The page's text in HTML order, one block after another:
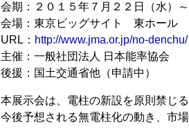
会期：２０１５年７月２２日（水）～
会場：東京ビッグサイト 東ホール
URL： http://www.jma.or.jp/no-denchu/
主催：一般社団法人 日本能率協会
後援：国土交通省他（申請中）
本展示会は、電柱の新設を原則禁じ
今後予想される無電柱化の動き、市